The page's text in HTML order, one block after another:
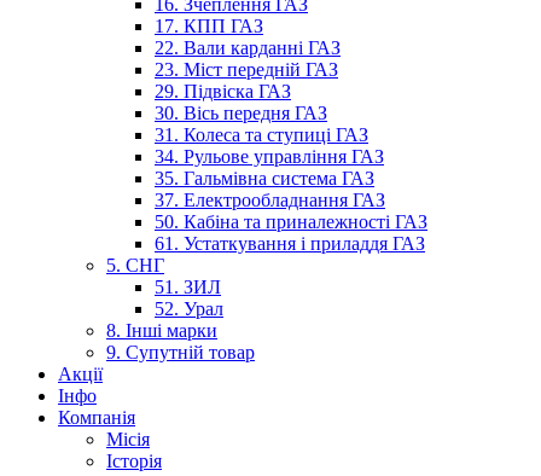
16. Зчеплення ГАЗ
17. КПП ГАЗ
22. Вали карданні ГАЗ
23. Міст передній ГАЗ
29. Підвіска ГАЗ
30. Вісь передня ГАЗ
31. Колеса та ступиці ГАЗ
34. Рульове управління ГАЗ
35. Гальмівна система ГАЗ
37. Електрообладнання ГАЗ
50. Кабіна та приналежності ГАЗ
61. Устаткування і приладдя ГАЗ
5. СНГ
51. ЗИЛ
52. Урал
8. Інші марки
9. Супутній товар
Акції
Інфо
Компанія
Місія
Історія